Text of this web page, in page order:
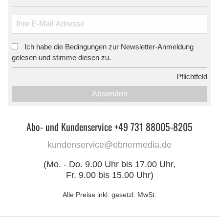
Ich habe die Bedingungen zur Newsletter-Anmeldung
gelesen und stimme diesen zu.
Pflichtfeld
Absenden
Abo- und Kundenservice +49 731 88005-8205
kundenservice@ebnermedia.de
(Mo. - Do. 9.00 Uhr bis 17.00 Uhr,
Fr. 9.00 bis 15.00 Uhr)
Alle Preise inkl. gesetzl. MwSt.